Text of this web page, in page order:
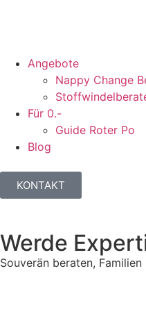
Angebote
Nappy Change
Für 0.-
Guide Roter Po
Blog
KONTAKT
Werde
Souverän beraten,